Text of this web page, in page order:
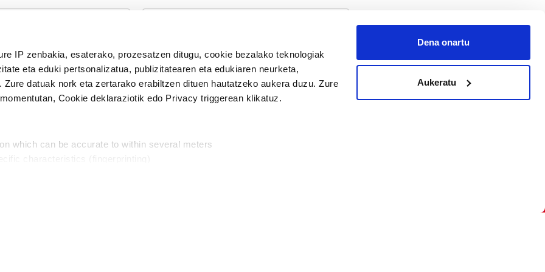
IP zenbakia, esaterako, prozesatzen ditugu, cookie bezalako teknologiak
eta eduki pertsonalizatua, publizitatearen eta edukiaren neurketa,
datuak nork eta zertarako erabiltzen dituen hautatzeko aukera duzu. Zure
Cookie deklaraziotik edo Privacy triggerean klikatuz.
which can be accurate to within several meters
Dena onartu
Aukeratu
Harpidetu
modu librean kontatzea da gure eginkizuna. Horretarako zure ekarpena